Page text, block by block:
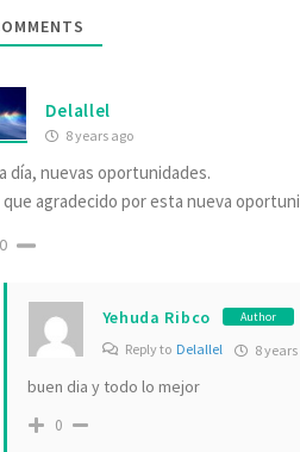
Delallel
8 years ago
día, nuevas oportunidades.
que agradecido por esta nueva
0
Yehuda Ribco Author
Reply to Delallel 8
buen dia y todo lo mejor
0